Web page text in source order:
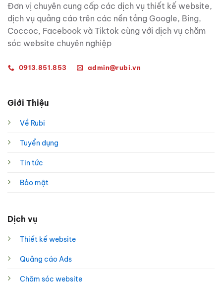
Đơn vị chuyên cung cấp các dịch vụ thiết kế website,
dịch vụ quảng cáo trên các nền tảng Google, Bing,
Coccoc, Facebook và Tiktok cùng với dịch vụ chăm
sóc website chuyên nghiệp
0913.851.853 admin@rubi.vn
Giới Thiệu
Về Rubi
Tuyển dụng
Tin tức
Bảo mật
Dịch vụ
Thiết kế website
Quảng cáo Ads
Chăm sóc website